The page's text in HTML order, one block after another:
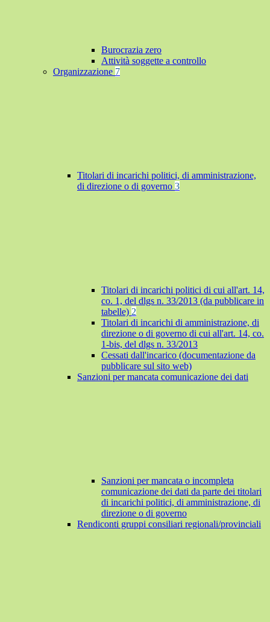
Burocrazia zero
Attività soggette a controllo
Organizzazione 7
Titolari di incarichi politici, di amministrazione,
di direzione o di governo 3
Titolari di incarichi politici di cui all'art. 14,
co. 1, del dlgs n. 33/2013 (da pubblicare in
tabelle) 2
Titolari di incarichi di amministrazione, di
direzione o di governo di cui all'art. 14, co.
1-bis, del dlgs n. 33/2013
Cessati dall'incarico (documentazione da
pubblicare sul sito web)
Sanzioni per mancata comunicazione dei dati
Sanzioni per mancata o incompleta
comunicazione dei dati da parte dei titolari
di incarichi politici, di amministrazione, di
direzione o di governo
Rendiconti gruppi consiliari regionali/provinciali